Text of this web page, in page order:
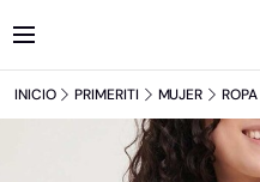
INICIO PRIMERITI MUJER ROPA